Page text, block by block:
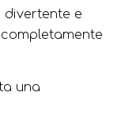
divertente e
una